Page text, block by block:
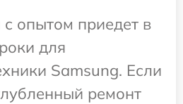
опытом приедет в
для
Samsung. Если
ремонт